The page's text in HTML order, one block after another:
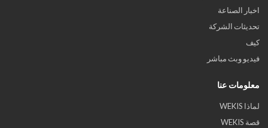
اخبار الصناعة
تحديثات الشركة
كيف
فيديو وبث مباشر
معلومات عنا
لماذا WEKIS
قصة WEKIS